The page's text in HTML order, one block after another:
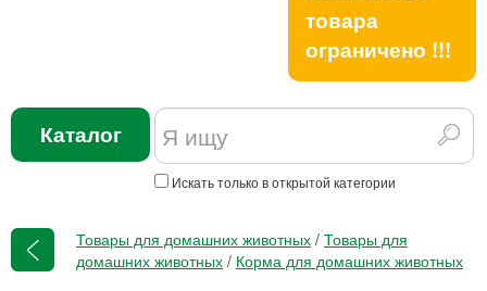
товара
ограничено !!!
Каталог
Искать только в открытой категории
Товары для домашних животных / Товары для
домашних животных / Корма для домашних животных